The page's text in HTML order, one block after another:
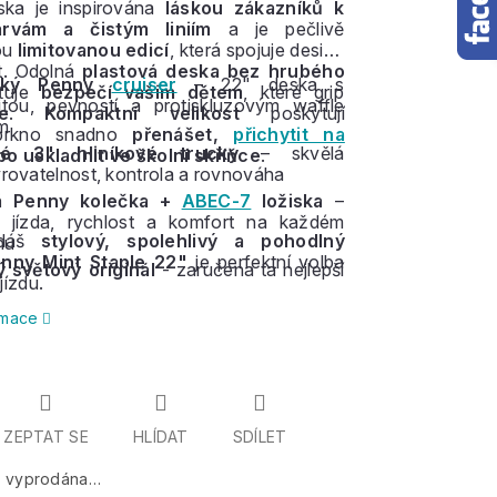
vyprodána…
je inspirována láskou zákazníků k
a čistým liniím a je pečlivě
limitovanou edicí, která spojuje design
Odolná plastová deska bez hrubého
bezpečí vašim dětem, které grip
.Kompaktní velikostposkytují
snadno přenášet, přichytit na
uskladnit ve školní skříňce.
Pennycruiser – 22" deska s
pevností a protiskluzovým waffle
3" hliníkové trucky– skvělá
kontrola a rovnováha
Penny kolečka + ABEC-7 ložiska –
jízda, rychlost a komfort na každém
světový originál- zaručena ta nejlepší
stylový, spolehlivý a pohodlný
Mint Staple 22"je perfektní volba
ZEPTAT SE HLÍDAT SDÍLET